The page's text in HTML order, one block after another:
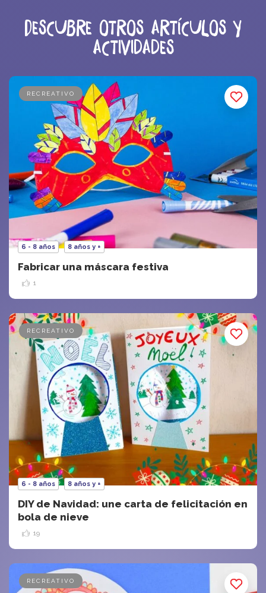
Descubre otros artículos y
actividades
RECREATIVO
6 - 8 años 8 años y +
Fabricar una máscara festiva
1
RECREATIVO
6 - 8 años 8 años y +
DIY de Navidad: une carta de felicitación en
bola de nieve
19
RECREATIVO